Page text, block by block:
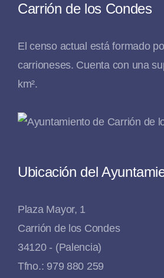
Carrión de los Condes
El censo actual está formado
carrioneses. Cuenta con una
km².
Ubicación del
Plaza Mayor, 1
Carrión de los Condes
34120 - (Palencia)
Tfno.: 979 880 259